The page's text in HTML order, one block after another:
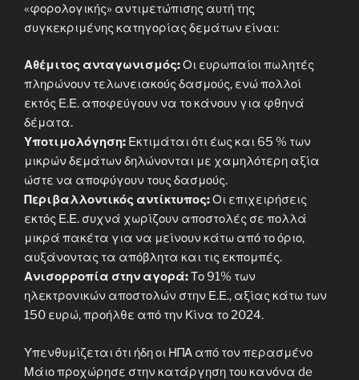
«φορολογικής» αντιμετώπισης αυτή της
συγκεκριμένης κατηγορίας δεμάτων είναι:
Αθέμιτος ανταγωνισμός:Οι ευρωπαίοι πωλητές
πληρώνουν τελωνειακούς δασμούς, ενώ πολλοί
εκτός Ε.Ε. αποφεύγουν να το κάνουν για φθηνά
δέματα.
Υποτιμολόγηση: Εκτιμάται ότι έως και 65 % των
μικρών δεμάτων δηλώνονται με χαμηλότερη αξία
ώστε να αποφύγουν τους δασμούς.
Περιβαλλοντικός αντίκτυπος:Οι επιχειρήσεις
εκτός Ε.Ε. συχνά χωρίζουν αποστολές σε πολλά
μικρά πακέτα για να μείνουν κάτω από το όριο,
αυξάνοντας τα απόβλητα και τις εκπομπές.
Ανισορροπία στην αγορά:Το 91% των
ηλεκτρονικών αποστολών στην Ε.Ε., αξίας κάτω των
150 ευρώ, προήλθε από την Κίνα το 2024.
Υπενθυμίζεται ότι ήδη οι ΗΠΑ από τον περασμένο
Μάιο προχώρησε στην κατάργηση του κανόνα de